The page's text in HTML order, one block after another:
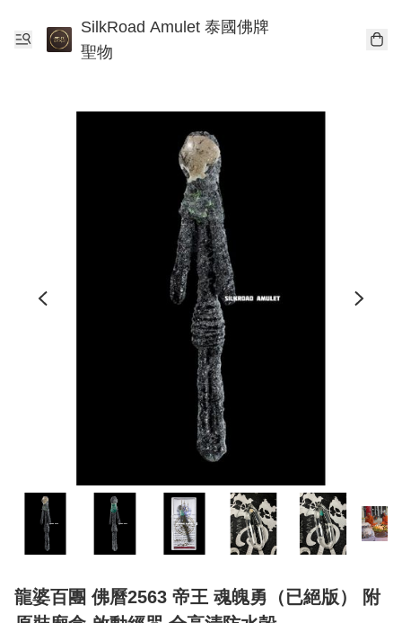
SilkRoad Amulet 泰國佛牌
聖物
龍婆百團 佛曆2563 帝王 魂魄勇（已絕版） 附